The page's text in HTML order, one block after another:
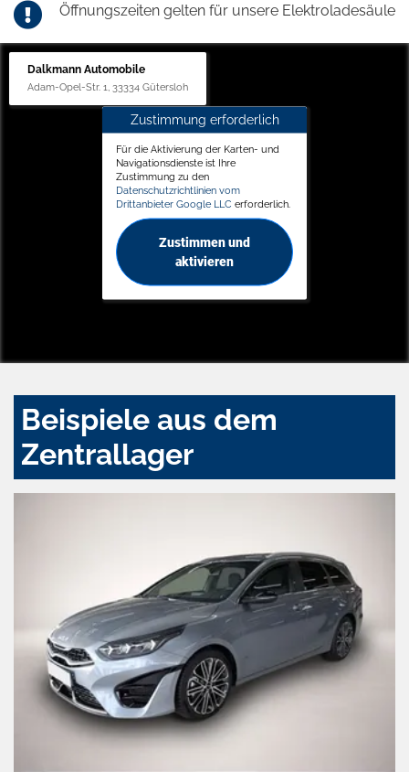
Öffnungszeiten gelten für unsere Elektroladesäule
Dalkmann Automobile
Adam-Opel-Str. 1, 33334 Gütersloh
Zustimmung erforderlich
Für die Aktivierung der Karten- und
Navigationsdienste ist Ihre
Zustimmung zu den
Datenschutzrichtlinien vom
Drittanbieter Google LLC erforderlich.
Zustimmen und
aktivieren
Beispiele aus dem
Zentrallager